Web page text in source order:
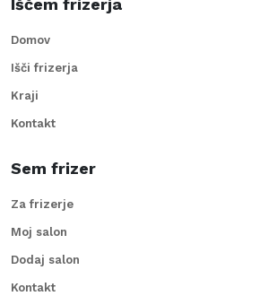
Domov
Išči frizerja
Kraji
Kontakt
Sem frizer
Za frizerje
Moj salon
Dodaj salon
Kontakt